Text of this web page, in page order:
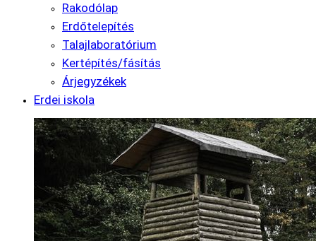
Rakodólap
Erdőtelepítés
Talajlaboratórium
Kertépítés/fásítás
Árjegyzékek
Erdei iskola